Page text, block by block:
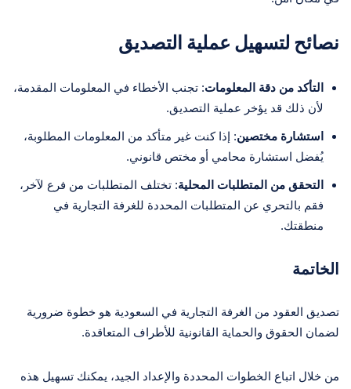
نصائح لتسهيل عملية التصديق
التأكد من دقة المعلومات: تجنب الأخطاء في المعلومات المقدمة،
لأن ذلك قد يؤخر عملية التصديق.
استشارة مختصين: إذا كنت غير متأكد من المعلومات المطلوبة،
يُفضل استشارة محامي أو مختص قانوني.
التحقق من المتطلبات المحلية: تختلف المتطلبات من فرع لآخر،
فقم بالتحري عن المتطلبات المحددة للغرفة التجارية في
منطقتك.
الخاتمة
تصديق العقود من الغرفة التجارية في السعودية هو خطوة ضرورية
لضمان الحقوق والحماية القانونية للأطراف المتعاقدة.
من خلال اتباع الخطوات المحددة والإعداد الجيد، يمكنك تسهيل هذه